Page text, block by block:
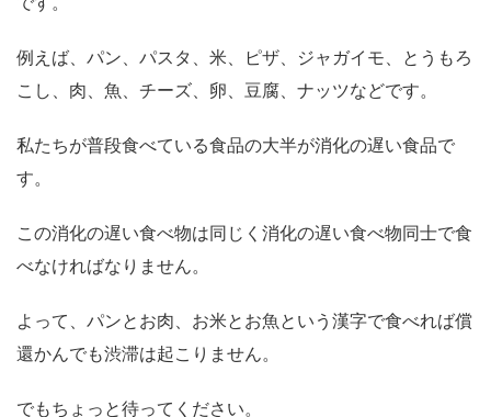
例えば、パン、パスタ、米、ピザ、ジャガイモ、とうもろ
こし、肉、魚、チーズ、卵、豆腐、ナッツなどです。
私たちが普段食べている食品の大半が消化の遅い食品で
す。
この消化の遅い食べ物は同じく消化の遅い食べ物同士で食
べなければなりません。
よって、パンとお肉、お米とお魚という漢字で食べれば償
還かんでも渋滞は起こりません。
でもちょっと待ってください。